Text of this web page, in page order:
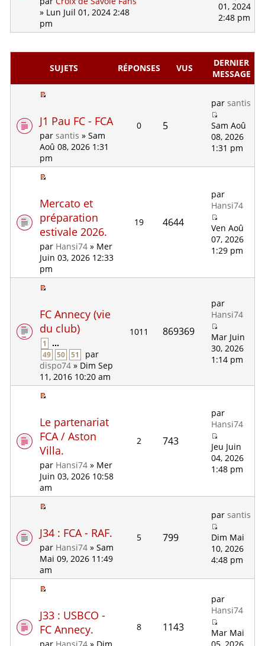
» Lun Juil 01, 2024 2:48
pm
01, 2024
2:48 pm
SUJETS RÉPONSES VUS
DERNIER
MESSAGE
J1 Pau FC - FCA
parsantis » Sam
Aoû 08, 2026 1:31
pm
0 5
parsantis
Sam Aoû
08, 2026
1:31 pm
Mercato et
préparation
estivale 2026.
par Hansi74 » Mer
Juin 03, 2026 12:33
pm
19 4644
par
Hansi74
Ven Aoû
07, 2026
1:29 pm
FC Annecy (vie
du club)
1 ...
49 50 51
par
dispo74 » Dim Sep
11, 2016 10:20 am
1011 869369
par
Hansi74
Mar Juin
30, 2026
1:14 pm
Le partenariat
FCA / Aston
Villa.
par Hansi74 » Mer
Juin 03, 2026 10:58
am
2 743
par
Hansi74
Jeu Juin
04, 2026
1:48 pm
J34 : FCA - RAF.
par Hansi74 » Sam
Mai 09, 2026 11:49
am
5 799
parsantis
Dim Mai
10, 2026
4:48 pm
J33 : USBCO -
FC Annecy.
8 1143
par
Hansi74
Mar Mai